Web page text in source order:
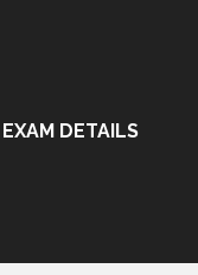
EXAM DETAILS